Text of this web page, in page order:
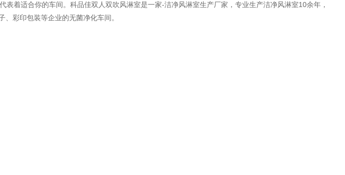
着适合你的车间。科品佳双人双吹风淋室是一家-洁净风淋室生产厂家，专业生产洁净风淋室10余年，
彩印包装等企业的无菌净化车间。